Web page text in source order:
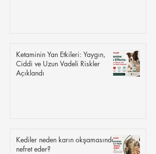
Ketaminin Yan Etkileri: Yaygın,
Ciddi ve Uzun Vadeli Riskler
Açıklandı
Kediler neden karın okşamasından
nefret eder?